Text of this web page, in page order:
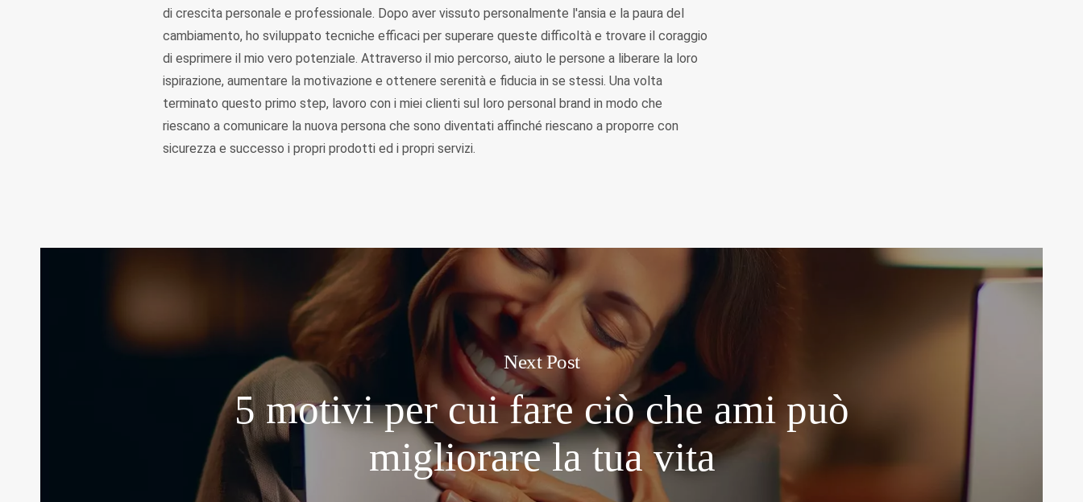
di crescita personale e professionale. Dopo aver vissuto personalmente l'ansia e la paura del
cambiamento, ho sviluppato tecniche efficaci per superare queste difficoltà e trovare il coraggio
di esprimere il mio vero potenziale. Attraverso il mio percorso, aiuto le persone a liberare la loro
ispirazione, aumentare la motivazione e ottenere serenità e fiducia in se stessi. Una volta
terminato questo primo step, lavoro con i miei clienti sul loro personal brand in modo che
riescano a comunicare la nuova persona che sono diventati affinché riescano a proporre con
sicurezza e successo i propri prodotti ed i propri servizi.
Next Post
5 motivi per cui fare ciò che ami può
migliorare la tua vita